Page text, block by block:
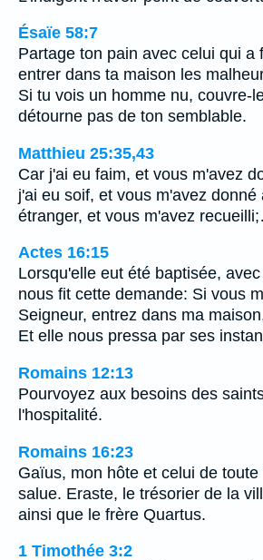
Ésaïe 58:7
Partage ton pain avec celui qui a
entrer dans ta maison les
Si tu vois un homme nu, couvre-
détourne pas de ton semblable.
Matthieu 25:35,43
Car j'ai eu faim, et vous m'avez
j'ai eu soif, et vous m'avez donné
étranger, et vous m'avez
Actes 16:15
Lorsqu'elle eut été baptisée,
nous fit cette demande: Si vous
Seigneur, entrez dans ma
Et elle nous pressa par ses
Romains 12:13
Pourvoyez aux besoins des
l'hospitalité.
Romains 16:23
Gaïus, mon hôte et celui de
salue. Eraste, le trésorier de la
ainsi que le frère Quartus.
1 Timothée 3:2